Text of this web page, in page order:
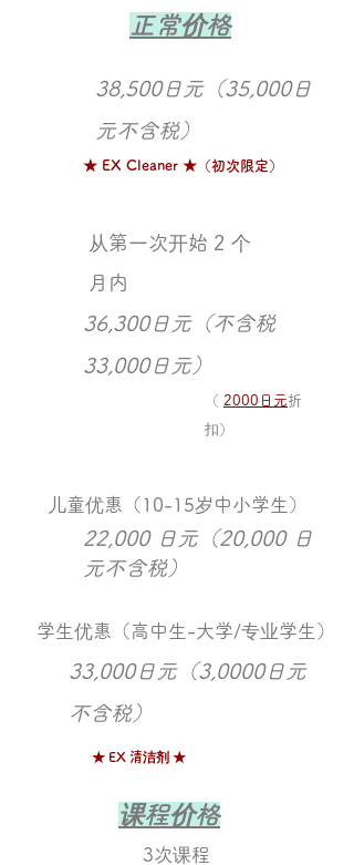
正常价格
38,500日元（35,000日
元不含税）
★ EX Cleaner ★（初次限定）
从第一次开始 2 个
月内
36,300日元（不含税
33,000日元）
（ 2000日元折
扣）
​儿童优惠（10-15岁中小学生）
​22,000 日元（20,000 日
元不含税）
学生优惠（高中生-大学/专业学生）
33,000日元（3,0000日元
不含税）
★ EX 清洁剂 ★
课程价格
3次课程